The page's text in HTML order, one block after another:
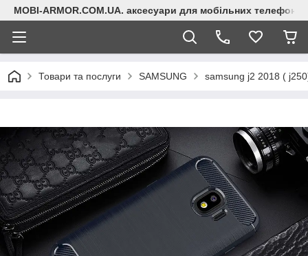
MOBI-ARMOR.COM.UA. аксесуари для мобільних телефонів
Товари та послуги SAMSUNG samsung j2 2018 (